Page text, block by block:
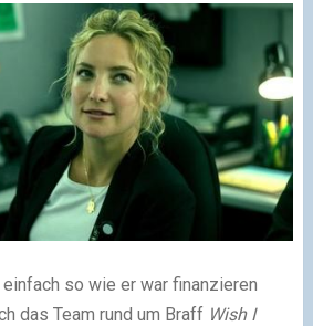
so wie er war finanzieren
das Team rund um Braff Wish I